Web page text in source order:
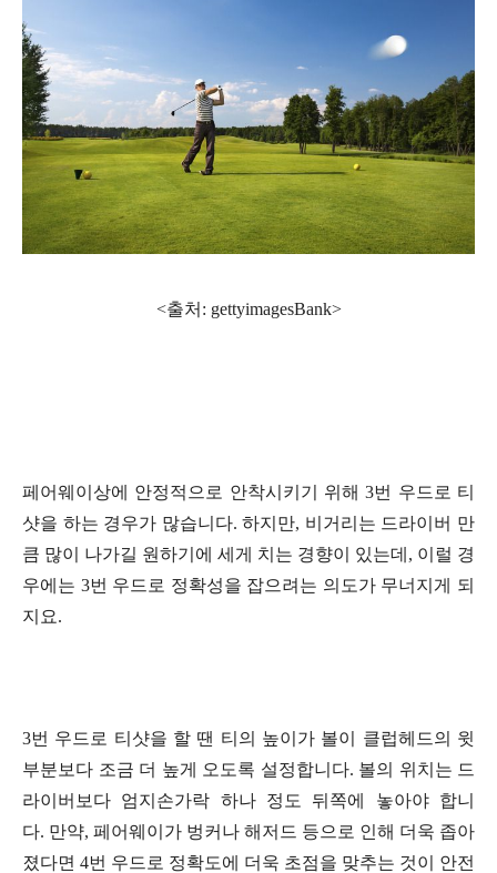
<출처: gettyimagesBank>
페어웨이상에 안정적으로 안착시키기 위해 3번 우드로 티
샷을 하는 경우가 많습니다. 하지만, 비거리는 드라이버 만
큼 많이 나가길 원하기에 세게 치는 경향이 있는데, 이럴 경
우에는 3번 우드로 정확성을 잡으려는 의도가 무너지게 되
지요.
3번 우드로 티샷을 할 땐 티의 높이가 볼이 클럽헤드의 윗
부분보다 조금 더 높게 오도록 설정합니다. 볼의 위치는 드
라이버보다 엄지손가락 하나 정도 뒤쪽에 놓아야 합니
다. 만약, 페어웨이가 벙커나 해저드 등으로 인해 더욱 좁아
졌다면 4번 우드로 정확도에 더욱 초점을 맞추는 것이 안전